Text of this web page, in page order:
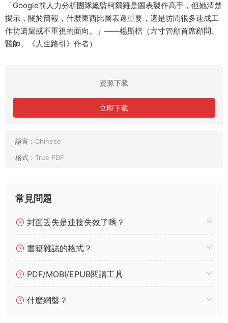
「Google前人力分析團隊總監柯爾雖是圖表製作高手，但她清楚
揭示，關於簡報，什麼東西比圖表還重要，這是坊間很多速成工
作坊遺漏或不重視的面向。」——楊斯棓（方寸管顧首席顧問、
醫師、《人生路引》作者）
資源下載
立即下載
語言： Chinese
格式： True PDF
常見問題
封面丢失是連接失效了嗎？
書籍雜誌的格式？
PDF/MOBI/EPUB閱讀工具
什麼網盤？